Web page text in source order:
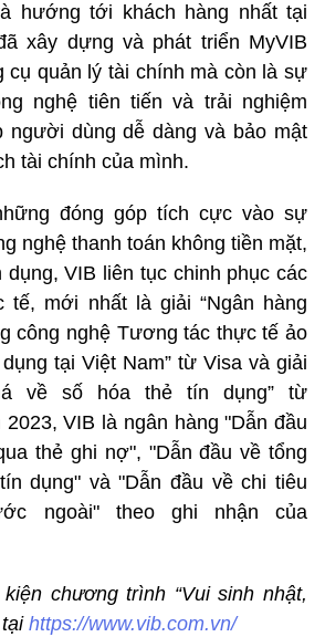
hướng tới khách hàng nhất tại
xây dựng và phát triển MyVIB
cụ quản lý tài chính mà còn là sự
nghệ tiên tiến và trải nghiệm
người dùng dễ dàng và bảo mật
tài chính của mình.
đóng góp tích cực vào sự
nghệ thanh toán không tiền mặt,
VIB liên tục chinh phục các
tế, mới nhất là giải “Ngân hàng
công nghệ Tương tác thực tế ảo
tại Việt Nam” từ Visa và giải
về số hóa thẻ tín dụng” từ
2023, VIB là ngân hàng "Dẫn đầu
thẻ ghi nợ", "Dẫn đầu về tổng
dụng" và "Dẫn đầu về chi tiêu
ngoài" theo ghi nhận của
chương trình “Vui sinh nhật,
https://www.vib.com.vn/